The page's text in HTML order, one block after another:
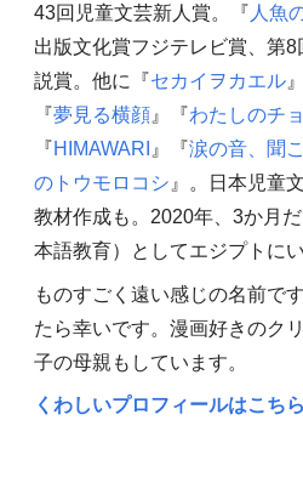
43回児童文芸新人賞。『 人魚
出版文化賞フジテレビ賞、第
説賞。他に『セカイヲカエル
『夢見る横顔』『わたしのチ
『HIMAWARI 』『涙の音、聞
のトウモロコシ 』。日本児童
教材作成も。2020年、3か月
本語教育）としてエジプトにい
ものすごく遠い感じの名前で
たら幸いです。漫画好きのク
子の母親もしています。
くわしいプロフィールはこちら